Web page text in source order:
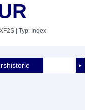
| Typ: Index
►